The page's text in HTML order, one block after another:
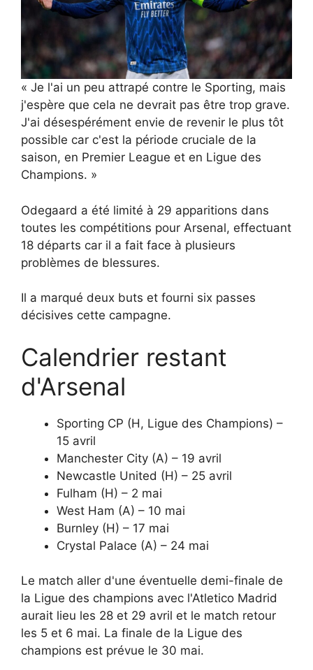
« Je l'ai un peu attrapé contre le Sporting, mais
j'espère que cela ne devrait pas être trop grave.
J'ai désespérément envie de revenir le plus tôt
possible car c'est la période cruciale de la
saison, en Premier League et en Ligue des
Champions. »
Odegaard a été limité à 29 apparitions dans
toutes les compétitions pour Arsenal, effectuant
18 départs car il a fait face à plusieurs
problèmes de blessures.
Il a marqué deux buts et fourni six passes
décisives cette campagne.
Calendrier restant
d'Arsenal
Sporting CP (H, Ligue des Champions) –
15 avril
Manchester City (A) – 19 avril
Newcastle United (H) – 25 avril
Fulham (H) – 2 mai
West Ham (A) – 10 mai
Burnley (H) – 17 mai
Crystal Palace (A) – 24 mai
Le match aller d'une éventuelle demi-finale de
la Ligue des champions avec l'Atletico Madrid
aurait lieu les 28 et 29 avril et le match retour
les 5 et 6 mai. La finale de la Ligue des
champions est prévue le 30 mai.